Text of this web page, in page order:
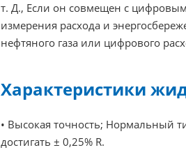
т. Д., Если он совмещен с
измерения расхода и
нефтяного газа или цифрового
Характеристики
• Высокая точность; Нормальный
достигать ± 0,25% R.